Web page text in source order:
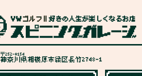
〒252-0154
神奈川県相模原市緑区長竹2748-1